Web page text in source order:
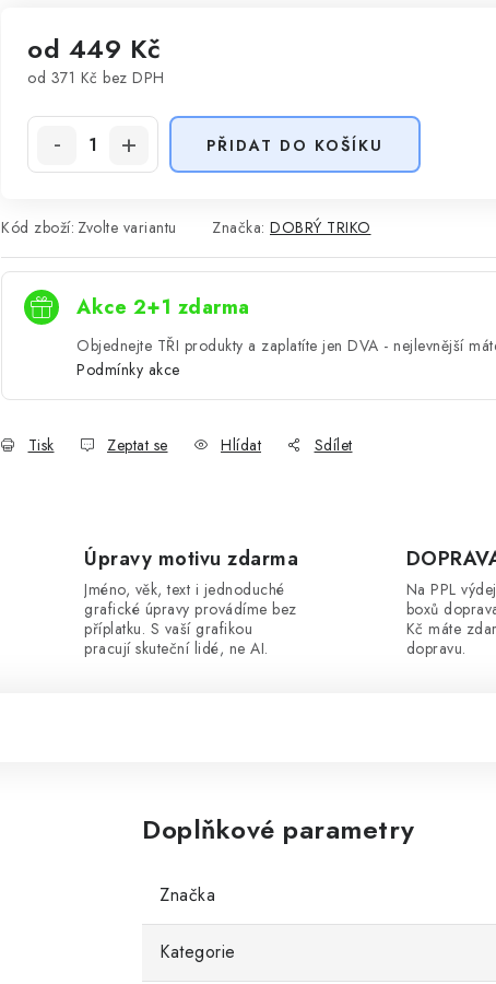
od 449 Kč
od 371 Kč bez DPH
PŘIDAT DO KOŠÍKU
Kód zboží: Zvolte variantu Značka: DOBRÝ TRIKO
Akce 2+1 zdarma
Objednejte TŘI produkty a zaplatíte jen DVA - nejlevnější
Podmínky akce
Tisk Zeptat se Hlídat Sdílet
Úpravy motivu zdarma
Jméno, věk, text i jednoduché
grafické úpravy provádíme bez
příplatku. S vaší grafikou
pracují skuteční lidé, ne AI.
Na PPL
boxů
Kč máte
dopravu.
Doplňkové parametry
Značka
Kategorie